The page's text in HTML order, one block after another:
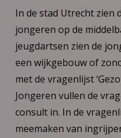
In de stad Utrecht zien
jongeren op de
jeugdartsen zien de
een wijkgebouw of
met de vragenlijst
Jongeren vullen de
consult in. In de
meemaken van